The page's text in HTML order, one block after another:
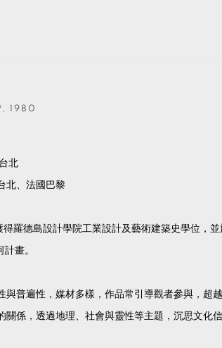
, 1980
北
北、法國巴黎
羅德島設計學院工業設計及藝術建築史學位，
畫。
與普遍性，媒材多樣，作品常引導觀者參與，超
關係，透過地理、社會與靈性等主題，沉思文化